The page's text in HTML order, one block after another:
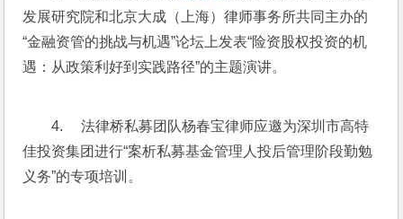
发展研究院和北京大成（上海）律师事务所共同主办的
“金融资管的挑战与机遇”论坛上发表“险资股权投资的机
遇：从政策利好到实践路径”的主题演讲。
4.     法律桥私募团队杨春宝律师应邀为深圳市高特
佳投资集团进行“案析私募基金管理人投后管理阶段勤勉
义务”的专项培训。